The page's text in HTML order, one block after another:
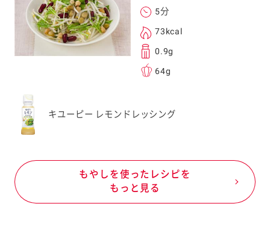
5分
73kcal
0.9g
64g
キユーピー レモンドレッシング
もやしを使ったレシピを
もっと見る